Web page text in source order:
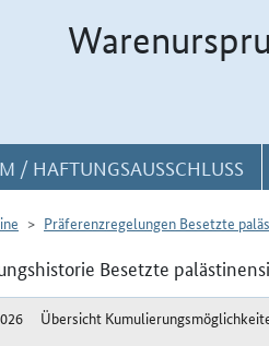
/ HAFTUNGSAUSSCHLUSS
Präferenzregelungen Besetzte
Besetzte
Übersicht